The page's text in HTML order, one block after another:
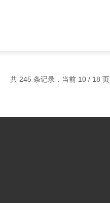
共 245 条记录，当前 10 / 18 页